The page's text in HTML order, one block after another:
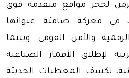
لحجز مواقع متقدمة فوق
في معركة صامتة عنوانها
والأمن القومي. وبينما
لإطلاق الأقمار الصناعية
تكشف المعطيات الحديثة